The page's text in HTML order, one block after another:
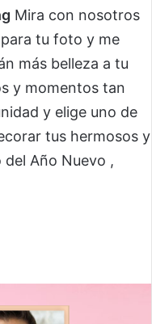
Mira con nosotros
tu foto y me
más belleza a tu
y momentos tan
y elige uno de
tus hermosos y
Año Nuevo ,